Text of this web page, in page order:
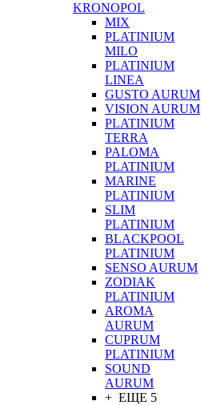
KRONOPOL
MIX
PLATINIUM
MILO
PLATINIUM
LINEA
GUSTO AURUM
VISION AURUM
PLATINIUM
TERRA
PALOMA
PLATINIUM
MARINE
PLATINIUM
SLIM
PLATINIUM
BLACKPOOL
PLATINIUM
SENSO AURUM
ZODIAK
PLATINIUM
AROMA
AURUM
CUPRUM
PLATINIUM
SOUND
AURUM
+ ЕЩЕ 5